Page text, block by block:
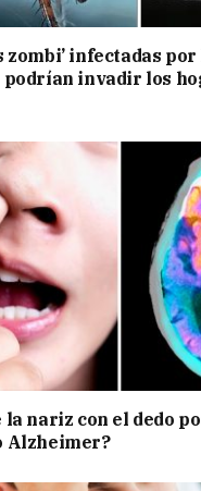
zombi’ infectadas
invadir los
nariz con el dedo
Alzheimer?